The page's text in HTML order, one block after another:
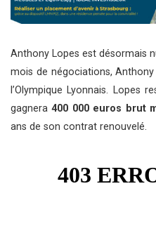
Anthony Lopes est désormais
mois de négociations,
l’Olympique Lyonnais. Lopes
gagnera400 000 euros brut
ans de son contrat renouvelé.